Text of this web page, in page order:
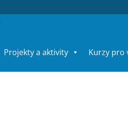
Projekty a aktivity Kurzy pro